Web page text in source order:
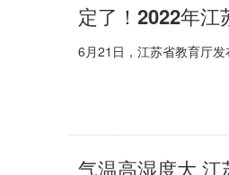
定了！2022年江
6月21日，江苏省教育厅
气温高湿度大 江